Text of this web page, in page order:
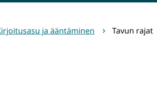
ja ääntäminen Tavun rajat